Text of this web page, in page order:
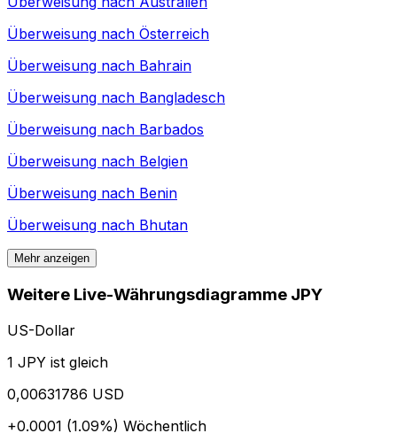
Überweisung nach Österreich
Überweisung nach Bahrain
Überweisung nach Bangladesch
Überweisung nach Barbados
Überweisung nach Belgien
Überweisung nach Benin
Überweisung nach Bhutan
Mehr anzeigen
Weitere Live-Währungsdiagramme JPY
US-Dollar
1 JPY ist gleich
0,00631786 USD
+0.0001 (1.09%) Wöchentlich